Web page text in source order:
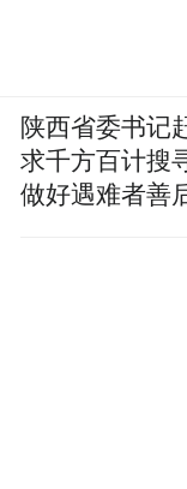
陕西省委书记
求千方百计搜
做好遇难者善